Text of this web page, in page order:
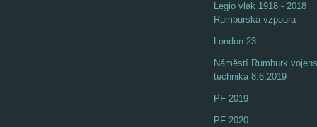
Legio vlak 1918 - 2018
Rumburská vzpoura
London 23
Náměstí Rumburk
technika 8.6.2019
PF 2019
PF 2020